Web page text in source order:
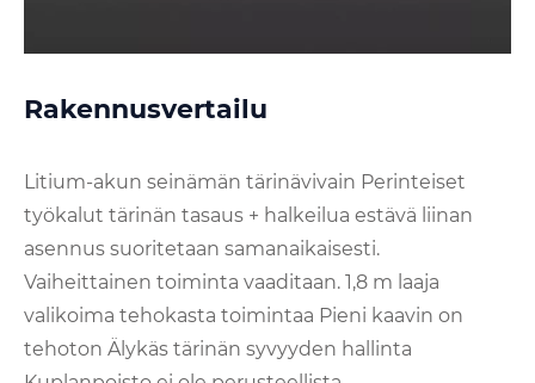
Rakennusvertailu
Litium-akun seinämän tärinävivain Perinteiset
työkalut tärinän tasaus + halkeilua estävä liinan
asennus suoritetaan samanaikaisesti.
Vaiheittainen toiminta vaaditaan. 1,8 m laaja
valikoima tehokasta toimintaa Pieni kaavin on
tehoton Älykäs tärinän syvyyden hallinta